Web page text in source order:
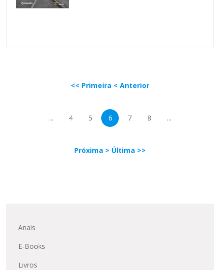
<< Primeira < Anterior
... 4 5 6 7 8 ...
Próxima > Última >>
Anais
E-Books
Livros